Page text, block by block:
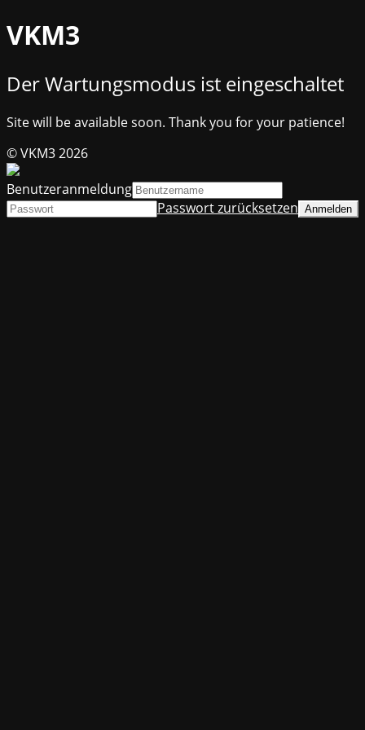
VKM3
Der Wartungsmodus ist eingeschaltet
Site will be available soon. Thank you for your patience!
© VKM3 2026
Benutzeranmeldung
Passwort zurücksetzen